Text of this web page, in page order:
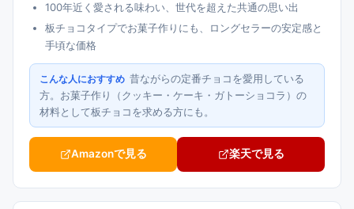
100年近く愛される味わい、世代を超えた共通の思い出
板チョコタイプでお菓子作りにも、ロングセラーの安定感と
手頃な価格
こんな人におすすめ 昔ながらの定番チョコを愛用している
方。お菓子作り（クッキー・ケーキ・ガトーショコラ）の
材料として板チョコを求める方にも。
Amazonで見る 楽天で見る